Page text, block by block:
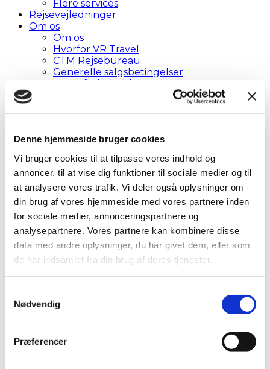
Denne hjemmeside bruger cookies
Vi bruger cookies til at tilpasse vores indhold og
annoncer, til at vise dig funktioner til sociale medier og til
at analysere vores trafik. Vi deler også oplysninger om
din brug af vores hjemmeside med vores partnere inden
for sociale medier, annonceringspartnere og
analysepartnere. Vores partnere kan kombinere disse
data med andre oplysninger, du har givet dem, eller som
de har indsamlet fra din brug af deres tjenester.
Nødvendig
Præferencer
Flere services
Rejsevejledninger
Om os
Om os
Hvorfor VR Travel
CTM Rejsebureau
Generelle salgsbetingelser
Agentforbehold
Erklæring om datasikkerhed
(ISAE 3000-erklæring)
Erklæring om datasikkerhed 2023
(ISAE 3000-erklæring)
Erklæring om datasikkerhed 2022
(ISAE 3000-erklæring)
Erklæring om datasikkerhed 2021
(ISAE 3000-erklæring)
Erklæring om datasikkerhed 2020
(ISAE 3000-erklæring)
Cookiedeklaration
Er dit fly aflyst eller forsinket?
VR Travel brochure
Grupperejse katalog
Danmark
Grønland
EN